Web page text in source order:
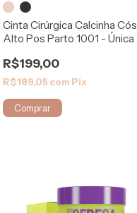
Cinta Cirúrgica Calcinha Cós
Alto Pos Parto 1001 - Única
R$199,00
R$189,05 com Pix
Comprar